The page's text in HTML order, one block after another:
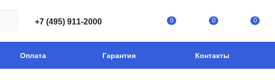
+7 (495) 911-2000 0 0 0
Оплата Гарантия Контакты